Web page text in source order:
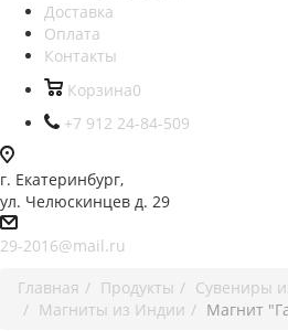
Доставка
Оплата
Контакты
Корзина0
+7 912 24-84-509
г. Екатеринбург,
ул. Челюскинцев д. 29
29-2016@mail.ru
Главная
Продукты
Сувениры
Магниты из Индии
Магнит